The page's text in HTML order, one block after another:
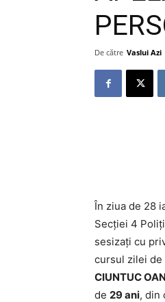
De către Vaslui Azi
În ziua de 28
Secției 4
sesizați cu
cursul zilei de
CIUNTUC
de 29 ani, din